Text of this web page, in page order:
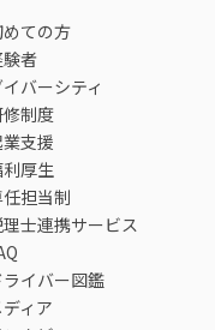
ての方
者
バーシティ
制度
支援
厚生
担当制
士連携サービス
イバー図鑑
ィア